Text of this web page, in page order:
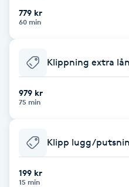
Barber
Barnklippning
BIAB
Blowout
Bottenfärg
779 kr
60 min
Klippning extra
979 kr
75 min
Klipp lugg/
199 kr
15 min